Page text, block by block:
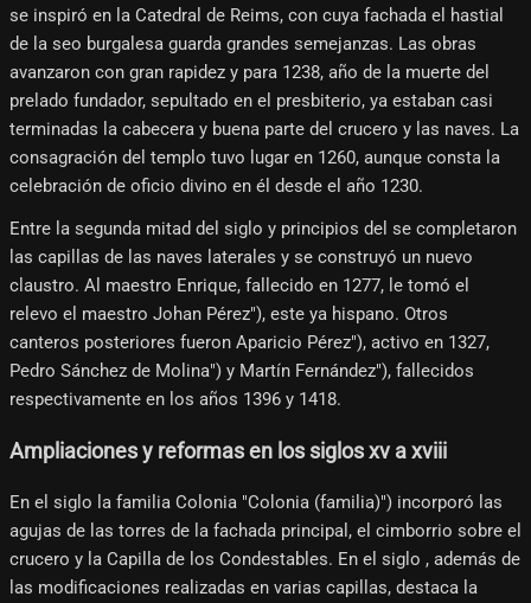
se inspiró en la Catedral de Reims, con cuya fachada el hastial
de la seo burgalesa guarda grandes semejanzas. Las obras
avanzaron con gran rapidez y para 1238, año de la muerte del
prelado fundador, sepultado en el presbiterio, ya estaban casi
terminadas la cabecera y buena parte del crucero y las naves. La
consagración del templo tuvo lugar en 1260, aunque consta la
celebración de oficio divino en él desde el año 1230.
Entre la segunda mitad del siglo y principios del se completaron
las capillas de las naves laterales y se construyó un nuevo
claustro. Al maestro Enrique, fallecido en 1277, le tomó el
relevo el maestro Johan Pérez"), este ya hispano. Otros
canteros posteriores fueron Aparicio Pérez"), activo en 1327,
Pedro Sánchez de Molina") y Martín Fernández"), fallecidos
respectivamente en los años 1396 y 1418.
Ampliaciones y reformas en los siglos xv a xviii
En el siglo la familia Colonia "Colonia (familia)") incorporó las
agujas de las torres de la fachada principal, el cimborrio sobre el
crucero y la Capilla de los Condestables. En el siglo , además de
las modificaciones realizadas en varias capillas, destaca la